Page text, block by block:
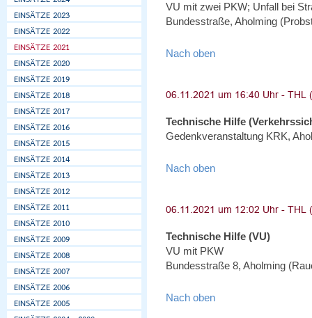
VU mit zwei PKW; Unfall bei
Bundesstraße, Aholming
Nach oben
Technische Hilfe
Gedenkveranstaltung KRK,
Nach oben
Technische Hilfe (VU)
VU mit PKW
Bundesstraße 8, Aholming
Nach oben